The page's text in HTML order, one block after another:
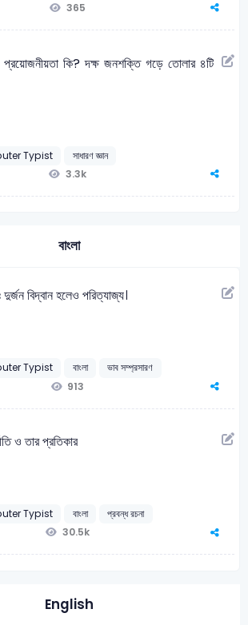
365
কি? দক্ষ জনশক্তি গড়ে তোলার ৪টি
Typist
সাধারণ জ্ঞান
3.3k
বাংলা
বিদ্বান হলেও পরিত্যাজ্য।
Typist বাংলা
ভাব সম্প্রসারণ
913
ও তার প্রতিকার
Typist বাংলা
প্রবন্ধ রচনা
30.5k
English